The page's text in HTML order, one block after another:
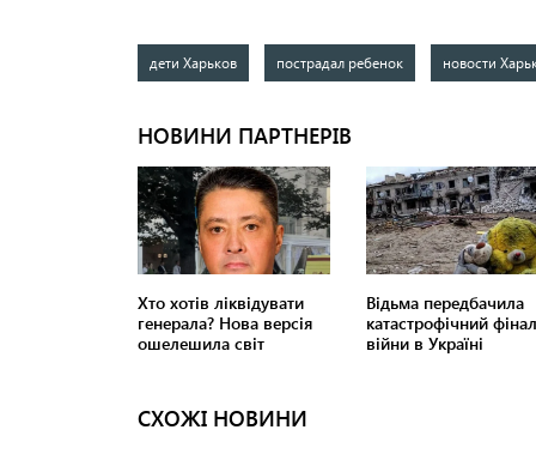
дети Харьков пострадал ребенок новости
СХОЖІ НОВИНИ